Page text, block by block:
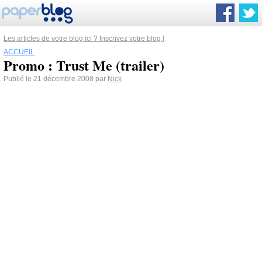
Les articles de votre blog ici ? Inscrivez votre blog !
ACCUEIL
Promo : Trust Me (trailer)
Publié le 21 décembre 2008 par Nick